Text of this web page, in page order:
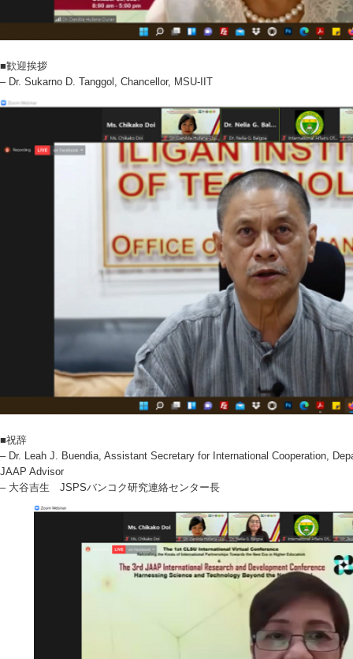
■歓迎挨拶
– Dr. Sukarno D. Tanggol, Chancellor, MSU-IIT
■祝辞
– Dr. Leah J. Buendia, Assistant Secretary for International Cooperation,
JAAP Advisor
– 大谷吉生 JSPSバンコク研究連絡センター長